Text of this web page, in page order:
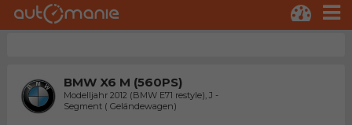
BMW X6 M (560PS)
Modelljahr 2012 (BMW E71 restyle), J -
Segment ( Geländewagen)